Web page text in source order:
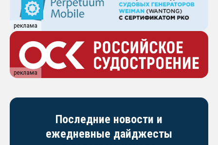
реклама
реклама
Последние новости и
ежедневные дайджесты